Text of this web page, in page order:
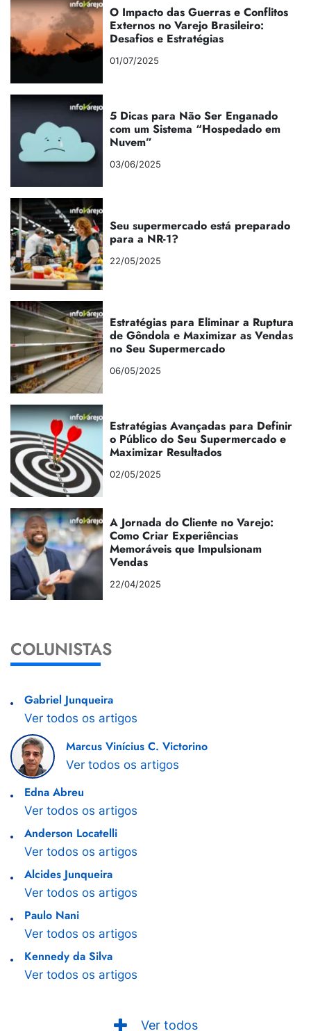
O Impacto das Guerras e Conflitos
Externos no Varejo Brasileiro:
Desafios e Estratégias
01/07/2025
5 Dicas para Não Ser Enganado
com um Sistema “Hospedado em
Nuvem”
03/06/2025
Seu supermercado está preparado
para a NR-1?
22/05/2025
Estratégias para Eliminar a Ruptura
de Gôndola e Maximizar as Vendas
no Seu Supermercado
06/05/2025
Estratégias Avançadas para Definir
o Público do Seu Supermercado e
Maximizar Resultados
02/05/2025
A Jornada do Cliente no Varejo:
Como Criar Experiências
Memoráveis que Impulsionam
Vendas
22/04/2025
COLUNISTAS
Gabriel Junqueira
Ver todos os artigos
Marcus Vinícius C. Victorino
Ver todos os artigos
Edna Abreu
Ver todos os artigos
Anderson Locatelli
Ver todos os artigos
Alcides Junqueira
Ver todos os artigos
Paulo Nani
Ver todos os artigos
Kennedy da Silva
Ver todos os artigos
Ver todos